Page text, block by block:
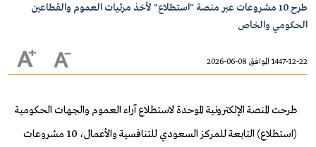
طرح 10 مشروعات عبر منصة "استطلاع" لأخذ مرئيات العموم والقطاعين
الحكومي والخاص
1447-12-22 الموافق 08-06-2026
طرحت المنصة الإلكترونية الموحدة لاستطلاع آراء العموم والجهات الحكومية
(استطلاع) التابعة للمركز السعودي للتنافسية والأعمال، 10 مشروعات